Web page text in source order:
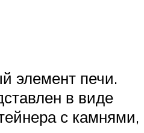
элемент печи.
в виде
с камнями,